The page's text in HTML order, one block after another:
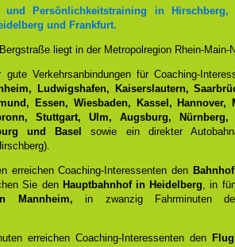
und Persönlichkeitstraining in Hirschberg,
und Frankfurt.
liegt in der Metropolregion Rhein-Main-
Verkehrsanbindungen für Coaching-
Ludwigshafen, Kaiserslautern,
Essen, Wiesbaden, Kassel, Hannover,
Stuttgart, Ulm, Augsburg, Nürnberg,
und Basel
sowie ein direkter
erreichen Coaching-Interessenten den
Sie den Hauptbahnhof in Heidelberg, in
Mannheim, in zwanzig Fahrminuten
erreichen Coaching-Interessenten den